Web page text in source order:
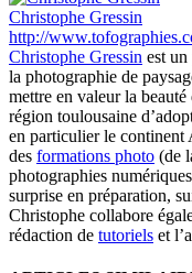
Christophe Gressin
http://
Christophe Gressin est
la photographie de
mettre en valeur la
région toulousaine
en particulier le continent
des formations photo (de
photographies
surprise en préparation,
Christophe collabore
rédaction de tutoriels et